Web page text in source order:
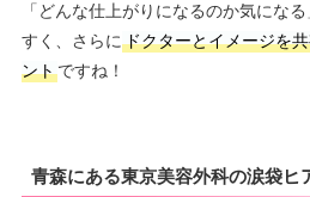
「どんな仕上がりになるのか気にな
すく、さらにドクターとイメージを
ントですね！
青森にある東京美容外科の涙袋ヒ